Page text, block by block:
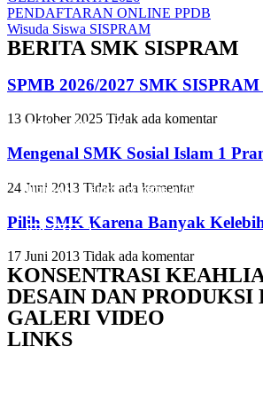
Slide Heading
luctus nec ullamcorper mattis, pulvinar dapibus
Click Here
Slide Heading
luctus nec ullamcorper mattis, pulvinar dapibus
Click Here
Slide Heading
luctus nec ullamcorper mattis, pulvinar dapibus
Click Here
PENDAFTARAN ONLINE PPDB
Wisuda Siswa SISPRAM
BERITA SMK SISPRAM
SPMB 2026/2027 SMK
13 Oktober 2025 Tidak ada komentar
Mengenal SMK Sosial Islam 1
24 Juni 2013 Tidak ada komentar
Pilih SMK Karena Banyak
17 Juni 2013 Tidak ada komentar
KONSENTRASI
DESAIN DAN PRODUKSI
GALERI VIDEO
LINKS